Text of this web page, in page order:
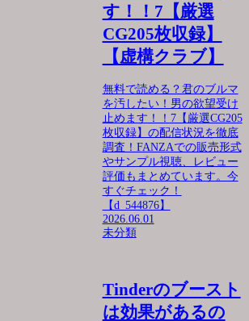
す！！7【厳選
CG205枚収録】
【虚構クラブ】
無料で読める？君のブルマ
を汚したい！男の欲望受け
止めます！！7【厳選CG205
枚収録】の配信状況を徹底
調査！FANZAでの販売形式
やサンプル視聴、レビュー
評価もまとめています。今
すぐチェック！
【d_544876】
2026.06.01
未分類
Tinderのブースト
は効果があるの